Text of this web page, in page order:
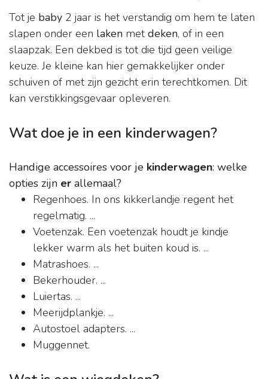
Tot je baby 2 jaar is het verstandig om hem te laten
slapen onder een laken metdeken, of in een
slaapzak. Een dekbed is tot die tijd geen veilige
keuze. Je kleine kan hier gemakkelijker onder
schuiven of met zijn gezicht erin terechtkomen. Dit
kan verstikkingsgevaar opleveren.
Wat doe je in een kinderwagen?
Handige accessoires voor je kinderwagen: welke
opties zijn er allemaal?
Regenhoes. In ons kikkerlandje regent het
regelmatig. ...
Voetenzak. Een voetenzak houdt je kindje
lekker warm als het buiten koud is. ...
Matrashoes. ...
Bekerhouder. ...
Luiertas. ...
Meerijdplankje. ...
Autostoel adapters. ...
Muggennet.